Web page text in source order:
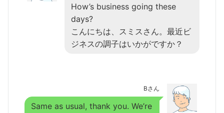
How’s business going these
days?
こんにちは、スミスさん。最近ビ
ジネスの調子はいかがですか？
Bさん
Same as usual, thank you. We’re